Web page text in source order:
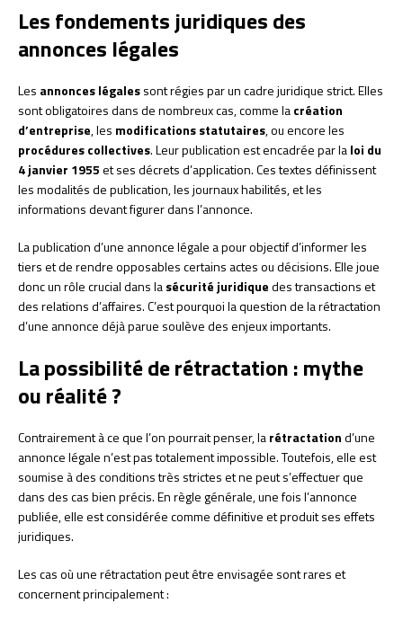
Les fondements juridiques des
annonces légales
Les annonces légalessont régies par un cadre juridique strict. Elles
sont obligatoires dans de nombreux cas, comme lacréation
d’entreprise, les modifications statutaires, ou encore les
procédures collectives. Leur publication est encadrée par laloi du
4 janvier 1955et ses décrets d’application. Ces textes définissent
les modalités de publication, les journaux habilités, et les
informations devant figurer dans l’annonce.
La publication d’une annonce légale a pour objectif d’informer les
tiers et de rendre opposables certains actes ou décisions. Elle joue
donc un rôle crucial dans lasécurité juridiquedes transactions et
des relations d’affaires. C’est pourquoi la question de la rétractation
d’une annonce déjà parue soulève des enjeux importants.
La possibilité de rétractation : mythe
ou réalité ?
Contrairement à ce que l’on pourrait penser, larétractationd’une
annonce légale n’est pas totalement impossible. Toutefois, elle est
soumise à des conditions très strictes et ne peut s’effectuer que
dans des cas bien précis. En règle générale, une fois l’annonce
publiée, elle est considérée comme définitive et produit ses effets
juridiques.
Les cas où une rétractation peut être envisagée sont rares et
concernent principalement :